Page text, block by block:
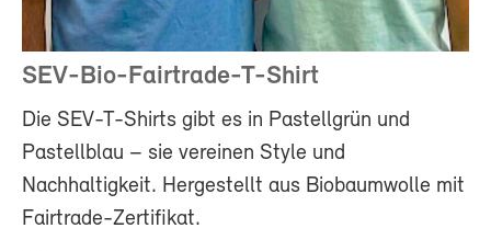
SEV-Bio-Fairtrade-T-Shirt
Die SEV-T-Shirts gibt es in Pastellgrün und
Pastellblau – sie vereinen Style und
Nachhaltigkeit. Hergestellt aus Biobaumwolle mit
Fairtrade-Zertifikat.